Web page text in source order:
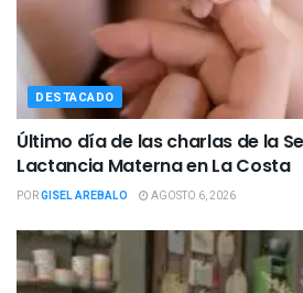
DESTACADO
Último día de las charlas de la
Lactancia Materna en La Costa
PORGISEL AREBALO AGOSTO 6, 2026